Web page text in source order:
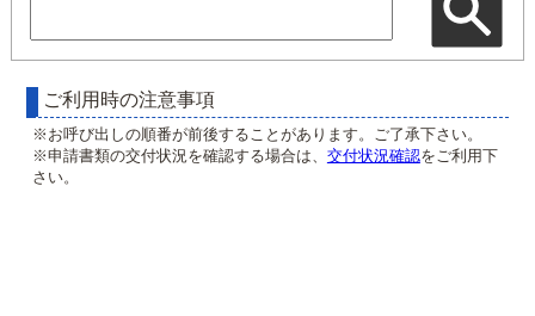
交付状況確認
混雑予想カレンダー
ご利用時の注意事項
※お呼び出しの順番が前後することがあります。ご了承下さい。
※申請書類の交付状況を確認する場合は、 交付状況確認をご利用下
さい。